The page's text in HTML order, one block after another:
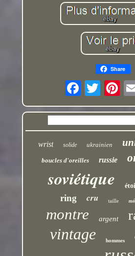
Share
wrist solide ukrainien
boucles d'oreilles russie
soviétique
ring cru taille
montre argent
vintage hommes